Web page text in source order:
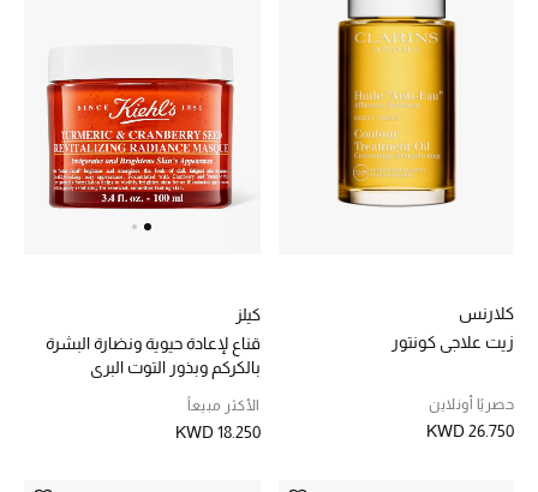
كلارنس
زيت علاجي كونتور
حصريًا أونلاين
KWD 26.750
كيلز
قناع لإعادة حيوية ونضارة البشرة
بالكركم وبذور التوت البري
الأكثر مبيعاً
KWD 18.250